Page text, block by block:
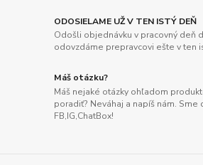
ODOSIELAME UŽ V TEN ISTÝ DEŇ
Odošli objednávku v pracovný deň
odovzdáme prepravcovi ešte v ten
Máš otázku?
Máš nejaké otázky ohľadom
poradiť? Neváhaj a napíš nám.
FB,IG,ChatBox!